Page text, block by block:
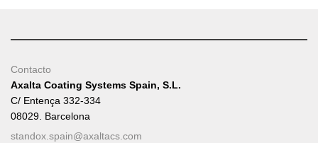
Contacto
Axalta Coating Systems Spain, S.L.
C/ Entença 332-334
08029. Barcelona
standox.spain@axaltacs.com